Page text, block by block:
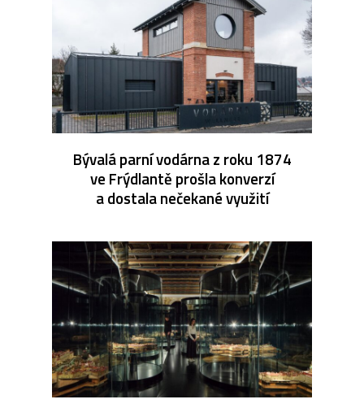
Bývalá parní vodárna z roku 1874
ve Frýdlantě prošla konverzí
a dostala nečekané využití